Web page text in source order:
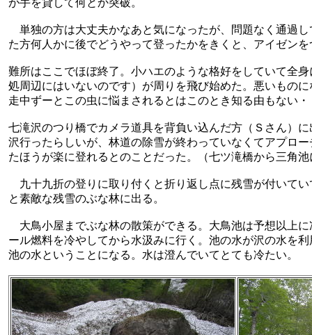
が手を貸して何とか突破。
単独の方は大丈夫かなあと気になったが、問題なく通過
た方何人かに後でどうやって登ったかをきくと、アイゼン
難所はここでほぼ終了。小ハエのような格好をしていて全
処周辺にはいないのです）が周りを飛び始めた。悪いもの
走中ずーとこの虫に悩まされるとはこのとき知る由もない・
七滝沢のつり橋でカメラ道具を背負い込んだ方（Ｓさん）
沢行ったらしいが、林道の除雪が終わっていなくてアプロ
たほうが楽に登れるとのことだった。（七ツ滝橋から三角
九十九折の登りに取り付くと折り返し点に残雪が付いて
と素敵な残雪のぶな林に出る。
大鳥小屋までぶな林の散策ができる。大鳥池は予想以上
ール燃料を冷やしてから水汲みに行く。池の水が沢の水を
池の水ということになる。水は澄んでいてとても冷たい。